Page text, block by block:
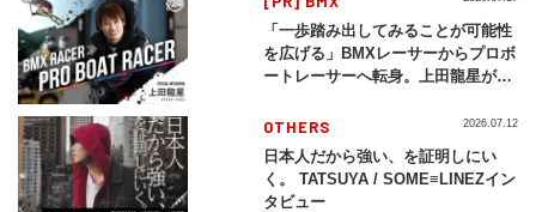
「一歩踏み出してみることが可能性
を広げる」BMXレーサーからプロボ
ートレーサーへ転身。上田龍星が体
OTHERS
日本人だから強い、を証明しにい
く。 TATSUYA / SOME≡LINEZイン
タビュー
2026.07.12